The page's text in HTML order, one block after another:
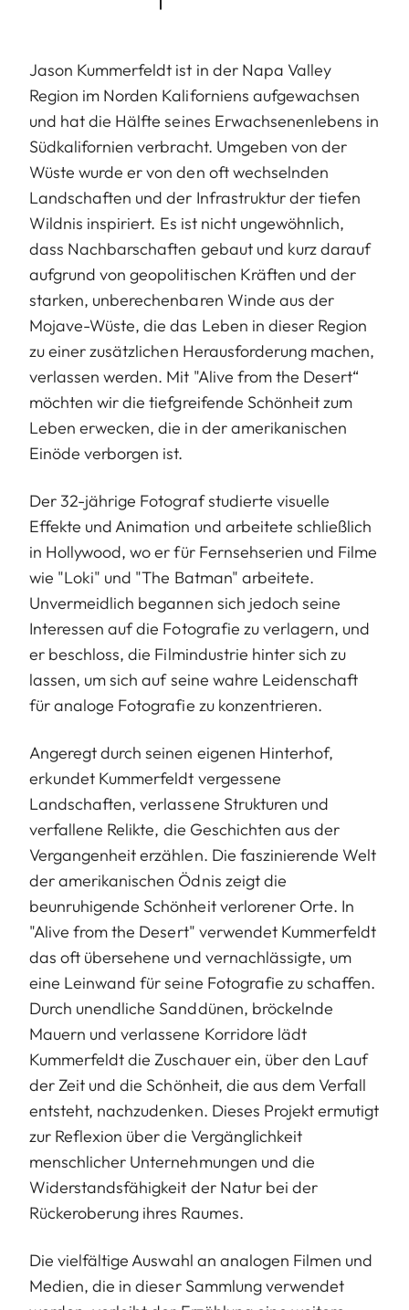
Jason Kummerfeldt ist in der Napa Valley
Region im Norden Kaliforniens aufgewachsen
und hat die Hälfte seines Erwachsenenlebens in
Südkalifornien verbracht. Umgeben von der
Wüste wurde er von den oft wechselnden
Landschaften und der Infrastruktur der tiefen
Wildnis inspiriert. Es ist nicht ungewöhnlich,
dass Nachbarschaften gebaut und kurz darauf
aufgrund von geopolitischen Kräften und der
starken, unberechenbaren Winde aus der
Mojave-Wüste, die das Leben in dieser Region
zu einer zusätzlichen Herausforderung machen,
verlassen werden. Mit "Alive from the Desert“
möchten wir die tiefgreifende Schönheit zum
Leben erwecken, die in der amerikanischen
Einöde verborgen ist.
Der 32-jährige Fotograf studierte visuelle
Effekte und Animation und arbeitete schließlich
in Hollywood, wo er für Fernsehserien und Filme
wie "Loki" und "The Batman" arbeitete.
Unvermeidlich begannen sich jedoch seine
Interessen auf die Fotografie zu verlagern, und
er beschloss, die Filmindustrie hinter sich zu
lassen, um sich auf seine wahre Leidenschaft
für analoge Fotografie zu konzentrieren.
Angeregt durch seinen eigenen Hinterhof,
erkundet Kummerfeldt vergessene
Landschaften, verlassene Strukturen und
verfallene Relikte, die Geschichten aus der
Vergangenheit erzählen. Die faszinierende Welt
der amerikanischen Ödnis zeigt die
beunruhigende Schönheit verlorener Orte. In
"Alive from the Desert" verwendet Kummerfeldt
das oft übersehene und vernachlässigte, um
eine Leinwand für seine Fotografie zu schaffen.
Durch unendliche Sanddünen, bröckelnde
Mauern und verlassene Korridore lädt
Kummerfeldt die Zuschauer ein, über den Lauf
der Zeit und die Schönheit, die aus dem Verfall
entsteht, nachzudenken. Dieses Projekt ermutigt
zur Reflexion über die Vergänglichkeit
menschlicher Unternehmungen und die
Widerstandsfähigkeit der Natur bei der
Rückeroberung ihres Raumes.
Die vielfältige Auswahl an analogen Filmen und
Medien, die in dieser Sammlung verwendet